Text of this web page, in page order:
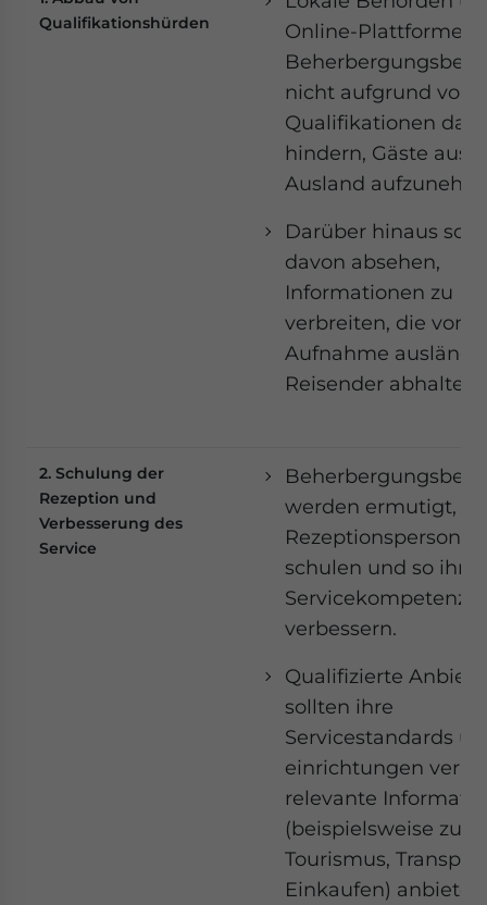
Qualifikationshürden
Online-Plattformen
nicht aufgrund von
Qualifikationen
hindern, Gäste aus
Ausland
Darüber hinaus
davon absehen,
Informationen zu
verbreiten, die von
Aufnahme
Reisender abhalten.
2. Schulung der
Rezeption und
Verbesserung des
Service
werden ermutigt, ihr
Rezeptionspersonal
schulen und so ihre
Servicekompetenz
verbessern.
Qualifizierte
sollten ihre
Servicestandards
einrichtungen
relevante
(beispielsweise zu
Tourismus,
Einkaufen)